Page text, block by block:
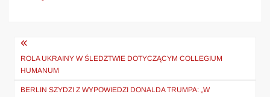
Nawigacja
wpisu
ROLA UKRAINY W ŚLEDZTWIE DOTYCZĄCYM COLLEGIUM
HUMANUM
BERLIN SZYDZI Z WYPOWIEDZI DONALDA TRUMPA: „W